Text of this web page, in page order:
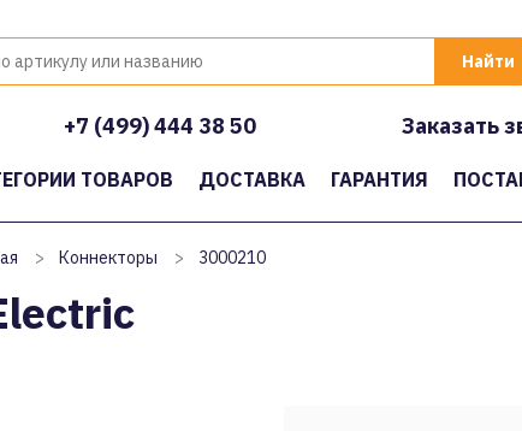
+7 (499) 444 38 50 Заказать
ТОВАРОВ ДОСТАВКА ГАРАНТИЯ
> Коннекторы > 3000210